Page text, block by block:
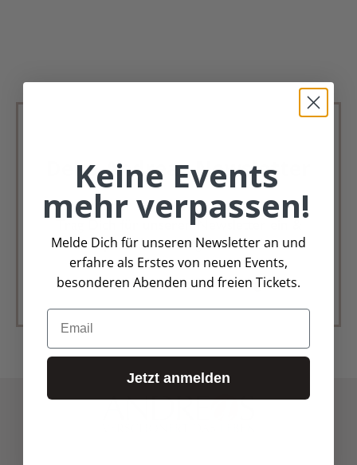
Deko Andreas Newsletter
Immer schön, immer aktuell.
Trag Dich für unseren Newsletter ein &
verpasse keine Angebote mehr
Zur Newsletter Anmeldung
Keine Events
mehr verpassen!
Melde Dich für unseren Newsletter an und
erfahre als Erstes von neuen Events,
besonderen Abenden und freien Tickets.
Email
Jetzt anmelden